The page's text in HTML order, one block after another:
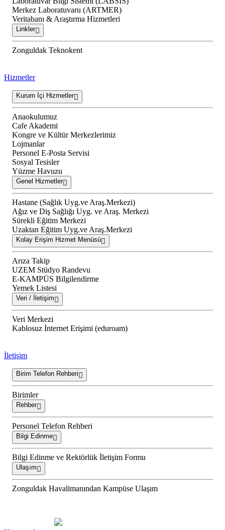
Merkez Laboratuvaru (ARTMER)
Veritabanı & Araştırma Hizmetleri
Linkler
Zonguldak Teknokent
Hizmetler
Kurum İçi Hizmetler
Anaokulumuz
Cafe Akademi
Kongre ve Kültür Merkezlerimiz
Lojmanlar
Personel E-Posta Servisi
Sosyal Tesisler
Yüzme Havuzu
Genel Hizmetler
Hastane (Sağlık Uyg.ve Araş.Merkezi)
Ağız ve Diş Sağlığı Uyg. ve Araş. Merkezi
Sürekli Eğitim Merkezi
Uzaktan Eğitim Uyg.ve Araş.Merkezi
Kolay Erişim Hizmet Menüsü
Arıza Takip
UZEM Stüdyo Randevu
E-KAMPÜS Bilgilendirme
Yemek Listesi
Veri / İletişim
Veri Merkezi
Kablosuz İnternet Erişimi (eduroam)
İletişim
Birim Telefon Rehberi
Birimler
Rehber
Personel Telefon Rehberi
Bilgi Edinme
Bilgi Edinme ve Rektörlük İletişim Formu
Ulaşım
Zonguldak Havalimanından Kampüse Ulaşım